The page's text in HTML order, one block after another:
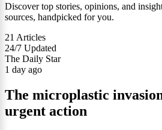
Discover top stories, opinions, and
sources, handpicked for you.
21 Articles
24/7 Updated
The Daily Star
1 day ago
The microplastic
urgent action